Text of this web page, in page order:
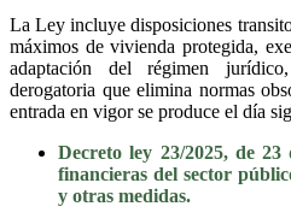
La Ley incluye disposiciones
máximos de vivienda protegida,
adaptación del régimen
derogatoria que elimina normas
entrada en vigor se produce el día
Decreto ley 23/2025, de 23
financieras del sector
y otras medidas.